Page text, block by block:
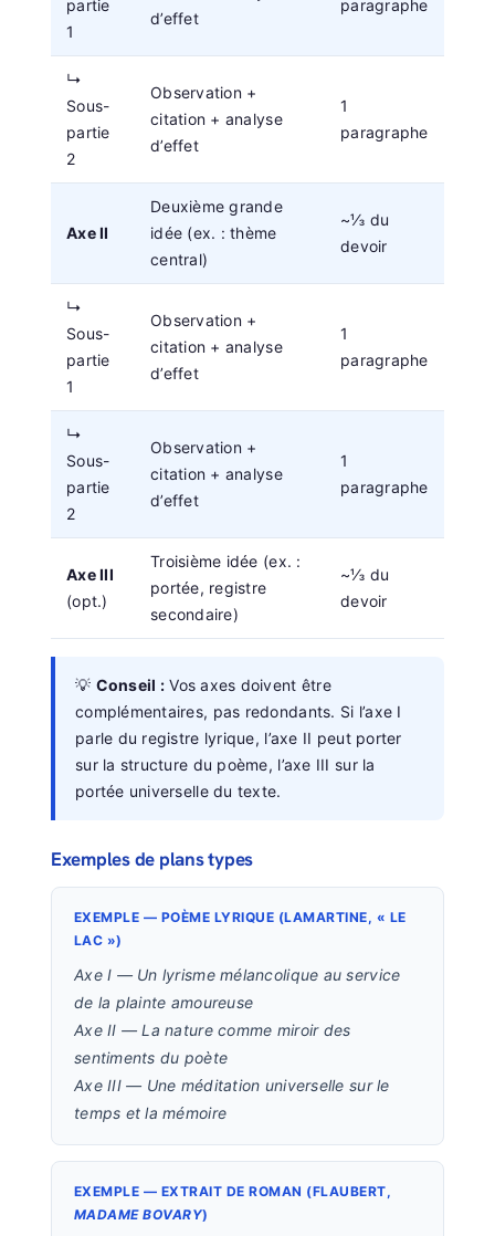
partie
1
d’effet
paragraphe
↳
Sous-
partie
2
Observation +
citation + analyse
d’effet
1
paragraphe
Axe II
Deuxième grande
idée (ex. : thème
central)
~⅓ du
devoir
↳
Sous-
partie
1
Observation +
citation + analyse
d’effet
1
paragraphe
↳
Sous-
partie
2
Observation +
citation + analyse
d’effet
1
paragraphe
Axe III
(opt.)
Troisième idée (ex. :
portée, registre
secondaire)
~⅓ du
devoir
💡 Conseil :Vos axes doivent être
complémentaires, pas redondants. Si l’axe I
parle du registre lyrique, l’axe II peut porter
sur la structure du poème, l’axe III sur la
portée universelle du texte.
Exemples de plans types
EXEMPLE — POÈME LYRIQUE (LAMARTINE, « LE
LAC »)
Axe I — Un lyrisme mélancolique au service
de la plainte amoureuse
Axe II — La nature comme miroir des
sentiments du poète
Axe III — Une méditation universelle sur le
temps et la mémoire
EXEMPLE — EXTRAIT DE ROMAN (FLAUBERT,
MADAME BOVARY)